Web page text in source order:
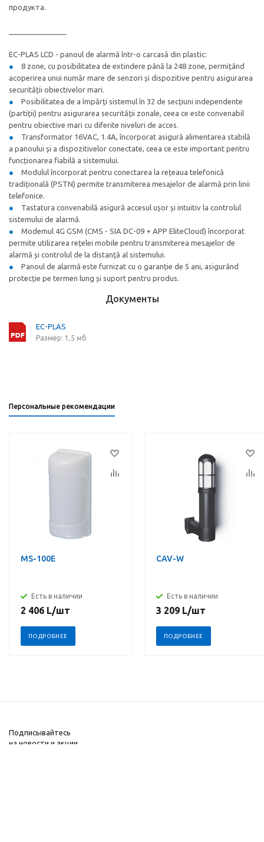
продукта.
EC-PLAS LCD - panoul de alarmă într-o carcasă din plastic:
8 zone, cu posibilitatea de extindere până la 248 zone, permițând
acoperirea unui număr mare de senzori și dispozitive pentru asigurarea
securității obiectivelor mari.
Posibilitatea de a împărți sistemul în 32 de secțiuni independente
(partiții) pentru asigurarea securității zonale, ceea ce este convenabil
pentru obiective mari cu diferite niveluri de acces.
Transformator 16VAC, 1.4A, încorporat asigură alimentarea stabilă
a panoului și a dispozitivelor conectate, ceea ce este important pentru
funcționarea fiabilă a sistemului.
Modulul încorporat pentru conectarea la rețeaua telefonică
tradițională (PSTN) permite transmiterea mesajelor de alarmă prin linii
telefonice.
Tastatura convenabilă asigură accesul ușor și intuitiv la controlul
sistemului de alarmă.
Modemul 4G GSM (CMS - SIA DC-09 + APP EliteCloud) încorporat
permite utilizarea rețelei mobile pentru transmiterea mesajelor de
alarmă și controlul de la distanță al sistemului.
Panoul de alarmă este furnizat cu o garanție de 5 ani, asigurând
protecție pe termen lung și suport pentru produs.
Документы
EC-PLAS
Размер: 1,5 мб
Персональные рекомендации
MS-100E
Есть в наличии
2 406 L/шт
ПОДРОБНЕЕ
CAV-W
Есть в наличии
3 209 L/шт
ПОДРОБНЕЕ
Подписывайтесь
на новости и акции